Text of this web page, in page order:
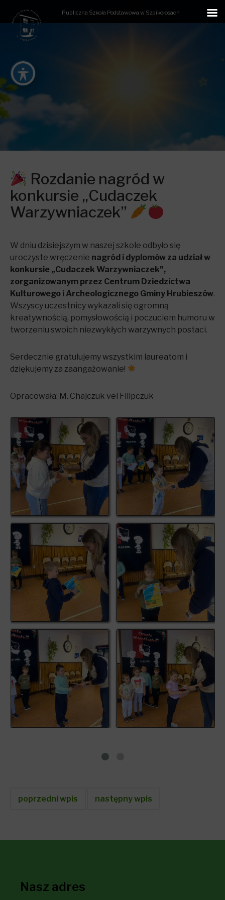
Publiczna Szkoła Podstawowa w Szpikołosach
Rozdanie nagród w
konkursie „Cudaczek
Warzywniaczek”
W dniu dzisiejszym w naszej szkole odbyło się
uroczyste wręczenie nagród i dyplomów za udział w
konkursie „Cudaczek Warzywniaczek”,
zorganizowanym przez Centrum Dziedzictwa
Kulturowego i Archeologicznego Gminy Hrubieszów.
Wszyscy uczestnicy wykazali się ogromną
kreatywnością, pomysłowością i poczuciem humoru w
tworzeniu swoich niezwykłych warzywnych postaci.
Serdecznie gratulujemy wszystkim laureatom i
dziękujemy za zaangażowanie!
Opracowała: M. Chajczuk vel Filipczuk
poprzedni wpis następny wpis
Nasz adres